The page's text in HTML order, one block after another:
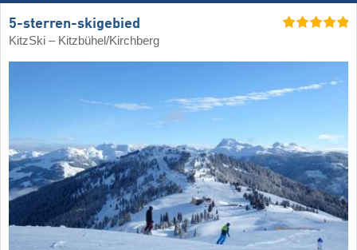
5-sterren-skigebied
KitzSki – Kitzbühel/​Kirchberg